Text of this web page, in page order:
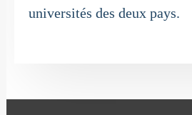
universités des deux pays.